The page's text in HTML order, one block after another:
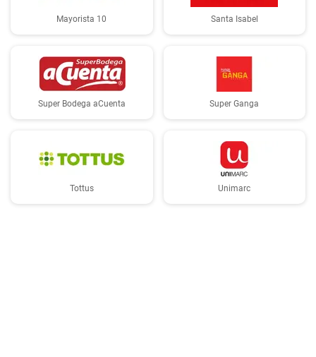
Mayorista 10 Santa Isabel
Super Bodega aCuenta Super Ganga
Tottus Unimarc